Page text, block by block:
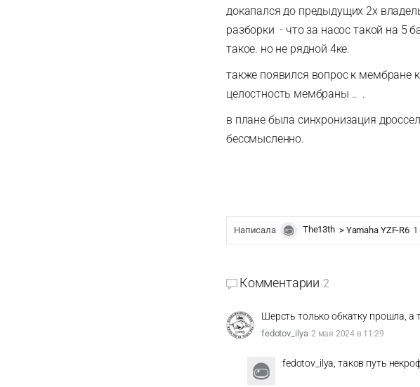
докапался до предыдущих 2х
разборки - что за насос такой на 5
такое. но не рядной 4ке.
также появился вопрос к мембране
целостность мембраны .. .
в плане была синхронизация
бессмысленно.
Написалa The13th > Yamaha YZF-R6 1
Комментарии 2
Шерсть только обкатку прошла, а
fedotov_ilya 2 мая 2024 в 11:29
fedotov_ilya, таков путь